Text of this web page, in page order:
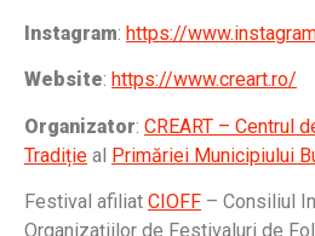
Instagram: https://
Website: https://www.creart.ro/
Organizator: CREART – Centrul
Tradiție al Primăriei Municipiului
Festival afiliat CIOFF – Consiliul
Organizațiilor de Festivaluri de